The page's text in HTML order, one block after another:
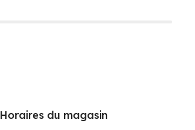
Horaires du magasin